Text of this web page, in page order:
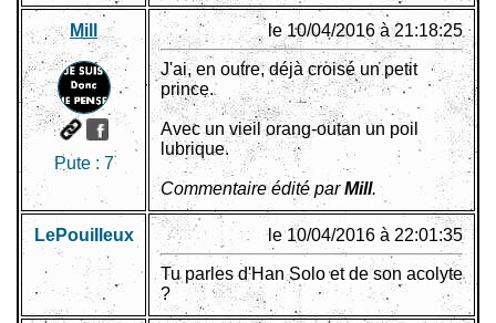
Mill
Pute : 7
le 10/04/2016 à 21:18:25
J'ai, en outre, déjà croisé un petit
prince.
Avec un vieil orang-outan un poil
lubrique.
Commentaire édité parMill.
LePouiIleux le 10/04/2016 à 22:01:35
Tu parles d'Han Solo et de son acolyte
?